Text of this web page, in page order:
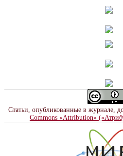
Статьи, опубликованные в журнале,
Commons «Attribution»